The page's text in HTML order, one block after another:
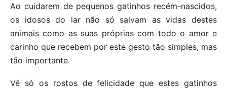
Ao cuidarem de pequenos gatinhos recém-nascidos,
os idosos do lar não só salvam as vidas destes
animais como as suas próprias com todo o amor e
carinho que recebem por este gesto tão simples, mas
tão importante.
Vê só os rostos de felicidade que estes gatinhos